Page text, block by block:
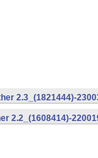
2.3_(1821444)-
2.2_(1608414)-